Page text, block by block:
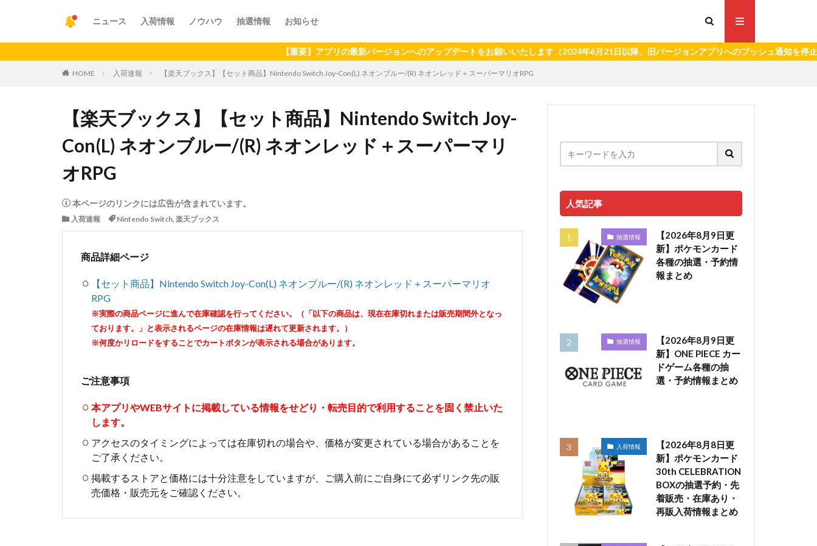
ニュース 入荷情報 ノウハウ 抽選情報 お知らせ
【重要】アプリの最新バージョンへのアップデートをお願いいたします（2024年6月21日以降、旧バージョンアプリへのプッシュ通知を停止いたしま
HOME 入荷速報 【楽天ブックス】【セット商品】Nintendo Switch Joy-Con(L) ネオンブルー/(R) ネオンレッド＋スーパーマリオRPG
【楽天ブックス】【セット商品】Nintendo Switch Joy-
Con(L) ネオンブルー/(R) ネオンレッド＋スーパーマリ
オRPG
本ページのリンクには広告が含まれています。
入荷速報 Nintendo Switch, 楽天ブックス
商品詳細ページ
【セット商品】Nintendo Switch Joy-Con(L) ネオンブルー/(R) ネオンレッド＋スーパーマリオ
RPG
※実際の商品ページに進んで在庫確認を行ってください。（「以下の商品は、現在在庫切れまたは販売期間外となっ
ております。」と表示されるページの在庫情報は遅れて更新されます。）
※何度かリロードをすることでカートボタンが表示される場合があります。
ご注意事項
本アプリやWEBサイトに掲載している情報をせどり・転売目的で利用することを固く禁止いた
します。
アクセスのタイミングによっては在庫切れの場合や、価格が変更されている場合があることを
ご了承ください。
掲載するストアと価格には十分注意をしていますが、ご購入前にご自身にて必ずリンク先の販
売価格・販売元をご確認ください。
人気記事
抽選情報
【2026年8月9日更
新】ポケモンカード
各種の抽選・予約情
報まとめ
抽選情報
【2026年8月9日更
新】ONE PIECE カー
ドゲーム各種の抽
選・予約情報まとめ
入荷情報
【2026年8月8日更
新】ポケモンカード
30th CELEBRATION
BOXの抽選予約・先
着販売・在庫あり・
再販入荷情報まとめ